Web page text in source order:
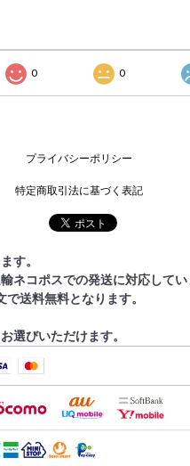
0 0
プライバシーポリシー
特定商取引法に基づく表記
す。
ネコポスでの発送に対応してい
送料無料となります。
選びいただけます。